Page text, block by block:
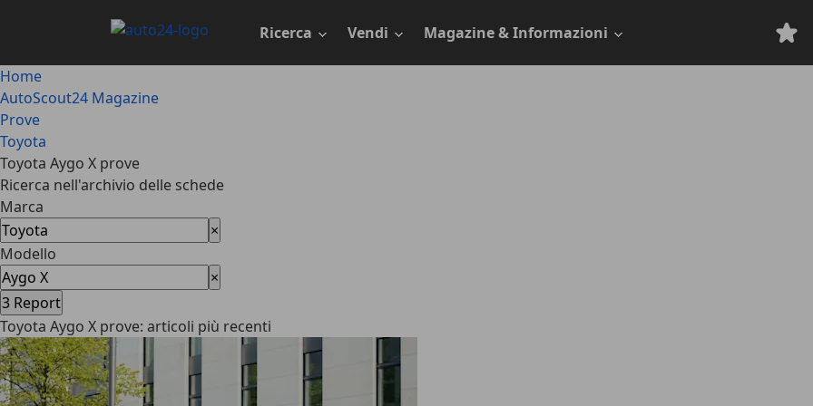
principale
Ricerca Vendi Magazine & Informazioni
Home
AutoScout24 Magazine
Prove
Toyota
Toyota Aygo X prove
Ricerca nell'archivio delle schede
Marca
×
Modello
×
3 Report
Toyota Aygo X prove: articoli più recenti